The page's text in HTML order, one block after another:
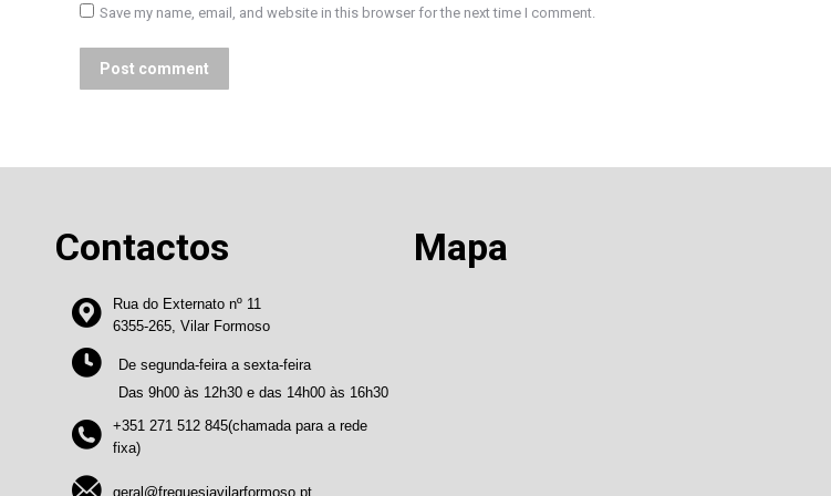
Save my name, email, and website in this browser for the next time I comment.
Post comment
Contactos
Rua do Externato nº 11
6355-265, Vilar Formoso
De segunda-feira a sexta-feira
Das 9h00 às 12h30 e das 14h00 às 16h30
+351 271 512 845(chamada para a rede
fixa)
geral@freguesiavilarformoso.pt
Mapa